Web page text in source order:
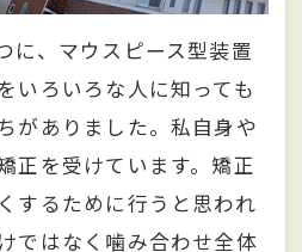
に、マウスピース型装置
いろいろな人に知っても
がありました。私自身や
正を受けています。矯正
するために行うと思われ
ではなく噛み合わせ全体